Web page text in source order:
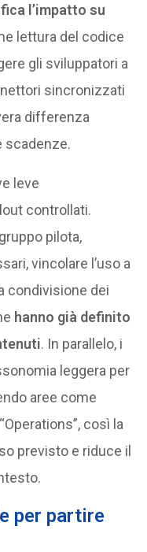
l’impatto su
lettura del codice
gli sviluppatori a
sincronizzati
differenza
scadenze.
leve
controllati.
pilota,
vincolare l’uso a
condivisione dei
hanno già definito
. In parallelo, i
leggera per
aree come
così la
previsto e riduce il
per partire